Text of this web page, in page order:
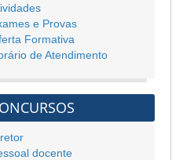
e Provas
Formativa
de Atendimento
docente